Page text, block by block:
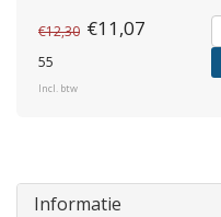
€12,30 €11,07
55
Incl. btw
Informatie